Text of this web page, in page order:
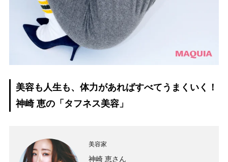
美容も人生も、体力があればすべてうまくいく！
神崎 恵の「タフネス美容」
美容家
神崎 恵さん